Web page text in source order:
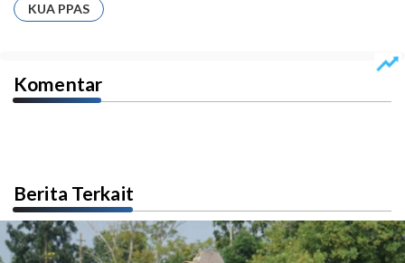
KUA PPAS
Komentar
Berita Terkait